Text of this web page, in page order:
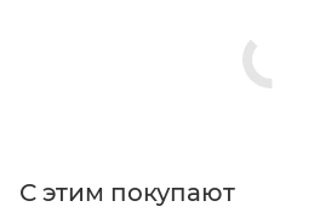
С этим покупают